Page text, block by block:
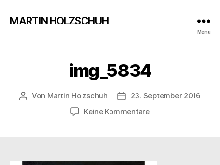
MARTIN HOLZSCHUH
Menü
img_5834
Beitragsautor
Von Martin Holzschuh Veröffentlichungsdatum
23. September 2016
Keine Kommentarezu